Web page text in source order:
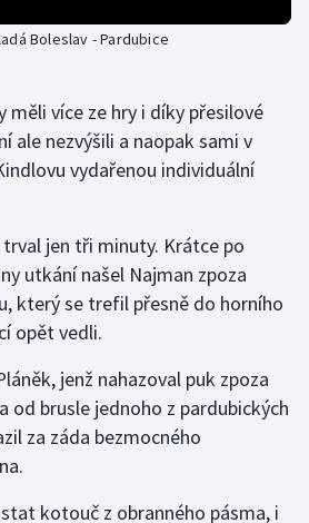
Boleslav - Pardubice
měli více ze hry i díky přesilové
ale nezvýšili a naopak sami v
vydařenou individuální
jen tři minuty. Krátce po
utkání našel Najman zpoza
který se trefil přesně do horního
opět vedli.
jenž nahazoval puk zpoza
od brusle jednoho z pardubických
za záda bezmocného
kotouč z obranného pásma, i